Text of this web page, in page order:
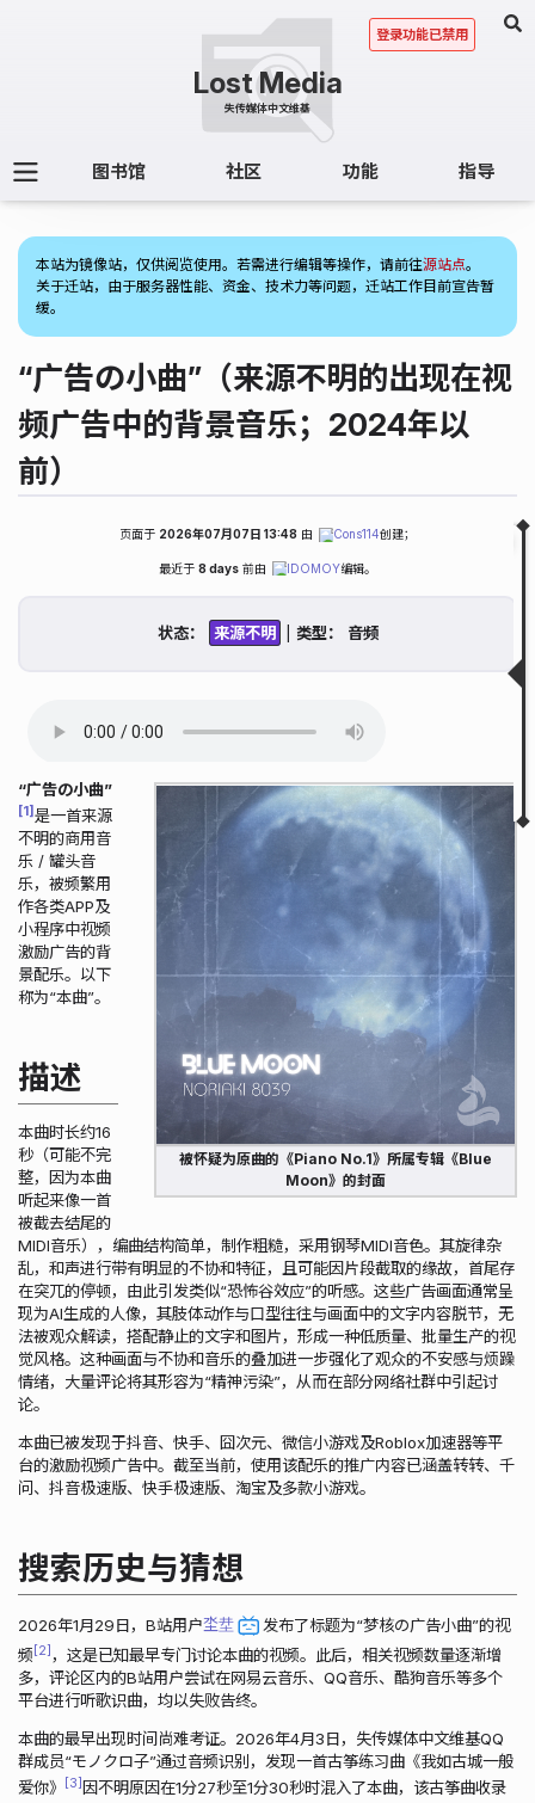
图书馆 社区 功能 指导
登录功能已禁用
本站为镜像站，仅供阅览使用。若需进行编辑等操作，请前往源站点。
关于迁站，由于服务器性能、资金、技术力等问题，迁站工作目前宣告暂
缓。
“广告の小曲”（来源不明的出现在视
频广告中的背景音乐；2024年以
前）
Game Station专辑说
相关视频
▲ ▼
页面于 2026年07月07日 13:48 由 Cons114创建；
最近于 8 days前由 IDOMOY编辑。
状态： 类型：
被怀疑为原曲的《Piano No.1》所属专辑《Blue
Moon》的封面
“广告の小曲”
1 是一首来源
不明的商用音
乐 / 罐头音
乐，被频繁用
作各类APP及
小程序中视频
激励广告的背
景配乐。以下
称为“本曲”。
描述
本曲时长约16
秒（可能不完
整，因为本曲
听起来像一首
被截去结尾的
MIDI音乐），编曲结构简单，制作粗糙，采用钢琴MIDI音色。其旋律杂
乱，和声进行带有明显的不协和特征，且可能因片段截取的缘故，首尾存
在突兀的停顿，由此引发类似“恐怖谷效应”的听感。这些广告画面通常呈
现为AI生成的人像，其肢体动作与口型往往与画面中的文字内容脱节，无
法被观众解读，搭配静止的文字和图片，形成一种低质量、批量生产的视
觉风格。这种画面与不协和音乐的叠加进一步强化了观众的不安感与烦躁
情绪，大量评论将其形容为“精神污染”，从而在部分网络社群中引起讨
论。
本曲已被发现于抖音、快手、囧次元、微信小游戏及Roblox加速器等平
台的激励视频广告中。截至当前，使用该配乐的推广内容已涵盖转转、千
问、抖音极速版、快手极速版、淘宝及多款小游戏。
搜索历史与猜想
2026年1月29日，B站用户坔坓
发布了标题为“梦核の广告小曲”的视
频 2 ，这是已知最早专门讨论本曲的视频。此后，相关视频数量逐渐增
多，评论区内的B站用户尝试在网易云音乐、QQ音乐、酷狗音乐等多个
平台进行听歌识曲，均以失败告终。
本曲的最早出现时间尚难考证。2026年4月3日，失传媒体中文维基QQ
群成员“モノクロ子”通过音频识别，发现一首古筝练习曲《我如古城一般
爱你》
3 因不明原因在1分27秒至1分30秒时混入了本曲，该古筝曲收录